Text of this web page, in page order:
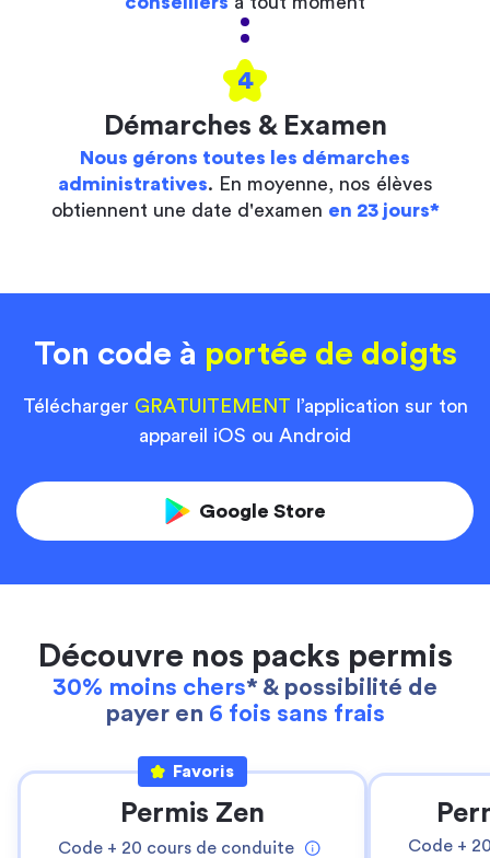
4
Démarches & Examen
Nous gérons toutes les démarches
administratives. En moyenne, nos élèves
obtiennent une date d'examen en 23 jours*
Ton code à portée de doigts
Télécharger GRATUITEMENT l’application sur ton
appareil iOS ou Android
Google Store
Découvre nos packs permis
30% moins chers* & possibilité de
payer en 6 fois sans frais
Favoris
Permis Zen
Code + 20 cours de conduite
Code +